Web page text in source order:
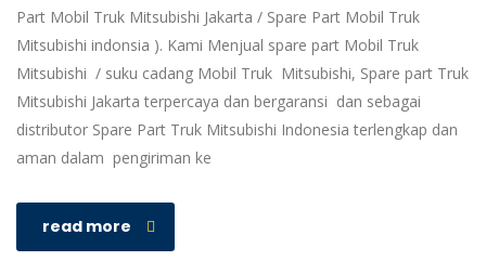
Part Mobil Truk Mitsubishi Jakarta / Spare Part Mobil Truk
Mitsubishi indonsia ). Kami Menjual spare part Mobil Truk
Mitsubishi / suku cadang Mobil Truk Mitsubishi, Spare part Truk
Mitsubishi Jakarta terpercaya dan bergaransi dan sebagai
distributor Spare Part Truk Mitsubishi Indonesia terlengkap dan
aman dalam pengiriman ke
read more